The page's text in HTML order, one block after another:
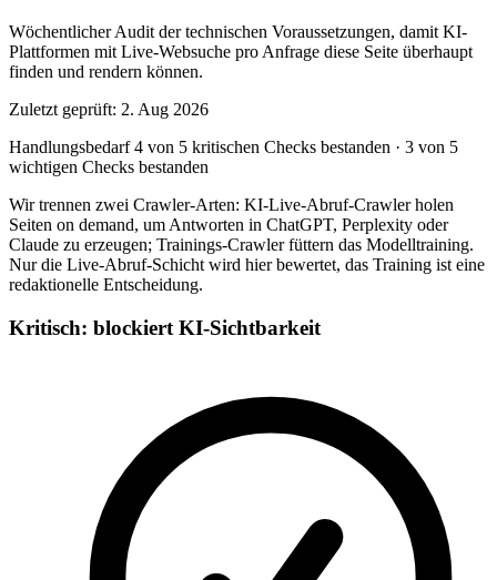
Wöchentlicher Audit der technischen Voraussetzungen, damit KI-
Plattformen mit Live-Websuche pro Anfrage diese Seite überhaupt
finden und rendern können.
Zuletzt geprüft: 2. Aug 2026
Handlungsbedarf4 von 5 kritischen Checks bestanden · 3 von 5
wichtigen Checks bestanden
Wir trennen zwei Crawler-Arten: KI-Live-Abruf-Crawler holen
Seiten on demand, um Antworten in ChatGPT, Perplexity oder
Claude zu erzeugen; Trainings-Crawler füttern das Modelltraining.
Nur die Live-Abruf-Schicht wird hier bewertet, das Training ist eine
redaktionelle Entscheidung.
Kritisch: blockiert KI-Sichtbarkeit